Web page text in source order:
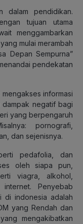
dalam pendidikan.
tujuan utama
menggambarkan
mulai merambah
Depan Sempurna”
pendekatan
informasi
dampak negatif bagi
yang berpengaruh
pornografi,
dan sejenisnya.
pedafolia, dan
oleh siapa pun,
viagra, alkohol,
Penyebab
di indonesia adalah
yang Rendah dan
mengakibatkan